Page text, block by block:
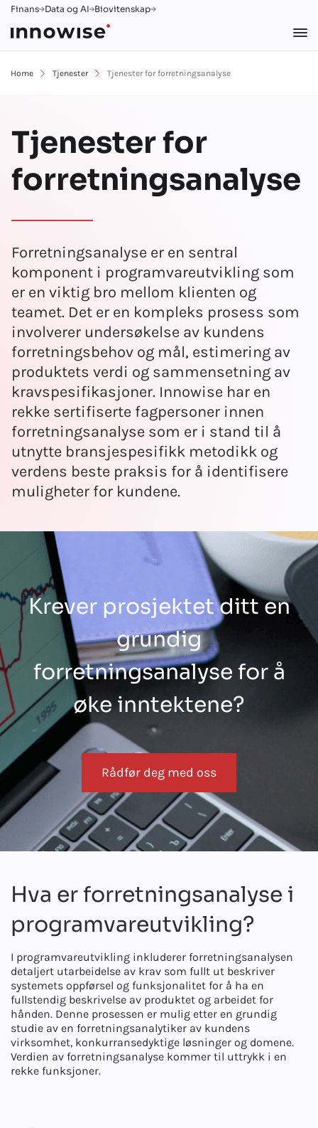
Finans Data og AI Biovitenskap
Home Tjenester Tjenester for forretningsanalyse
Tjenester for
forretningsanalyse
Forretningsanalyse er en sentral
komponent i programvareutvikling som
er en viktig bro mellom klienten og
teamet. Det er en kompleks prosess som
involverer undersøkelse av kundens
forretningsbehov og mål, estimering av
produktets verdi og sammensetning av
kravspesifikasjoner. Innowise har en
rekke sertifiserte fagpersoner innen
forretningsanalyse som er i stand til å
utnytte bransjespesifikk metodikk og
verdens beste praksis for å identifisere
muligheter for kundene.
Krever prosjektet ditt en
grundig
forretningsanalyse for å
øke inntektene?
Rådfør deg med oss
Hva er forretningsanalyse i
programvareutvikling?
I programvareutvikling inkluderer forretningsanalysen
detaljert utarbeidelse av krav som fullt ut beskriver
systemets oppførsel og funksjonalitet for å ha en
fullstendig beskrivelse av produktet og arbeidet for
hånden. Denne prosessen er mulig etter en grundig
studie av en forretningsanalytiker av kundens
virksomhet, konkurransedyktige løsninger og domene.
Verdien av forretningsanalyse kommer til uttrykk i en
rekke funksjoner.